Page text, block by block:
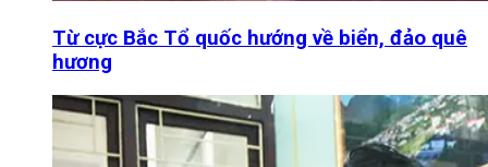
Từ cực Bắc Tổ quốc hướng về biển, đảo quê
hương